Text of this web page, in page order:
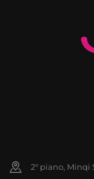
2° piano, Minqi